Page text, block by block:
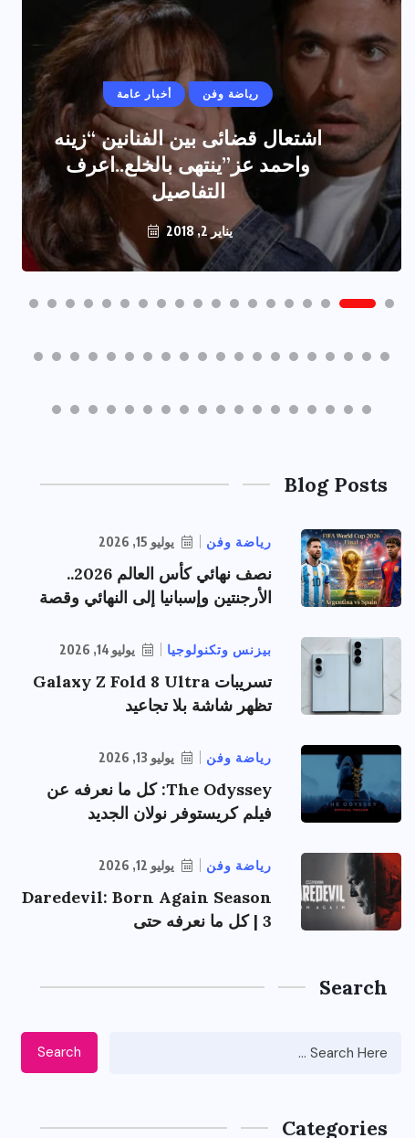
أخبار عامة رياضة وفن
اشتعال قضائى بين الفنانين “زينه
واحمد عز”ينتهى بالخلع..اعرف
التفاصيل
يناير 2, 2018
Blog Posts
رياضة وفن يوليو 15, 2026
نصف نهائي كأس العالم 2026..
الأرجنتين وإسبانيا إلى النهائي وقصة
بيزنس وتكنولوجيا يوليو 14, 2026
تسريبات Galaxy Z Fold 8 Ultra
تظهر شاشة بلا تجاعيد
رياضة وفن يوليو 13, 2026
The Odyssey: كل ما نعرفه عن
فيلم كريستوفر نولان الجديد
رياضة وفن يوليو 12, 2026
Daredevil: Born Again Season
3 | كل ما نعرفه حتى
Search
Search
Categories